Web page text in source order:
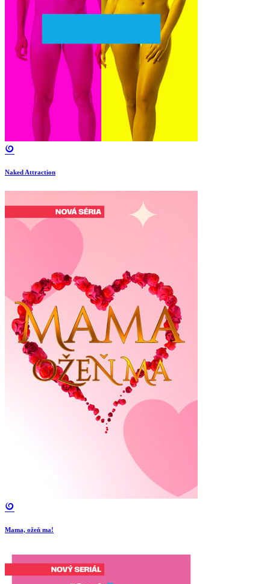
Naked Attraction
Mama, ožeň ma!